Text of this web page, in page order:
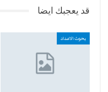
قد يعجبك ايضا
بحوث الاعداد